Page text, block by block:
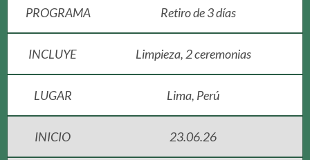
PROGRAMA Retiro de 3 días
INCLUYE Limpieza, 2 ceremonias
LUGAR Lima, Perú
INICIO 23.06.26